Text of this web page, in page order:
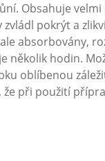
Obsahuje
pokrýt a
absorbovány,
několik hodin.
oblíbenou
při použití